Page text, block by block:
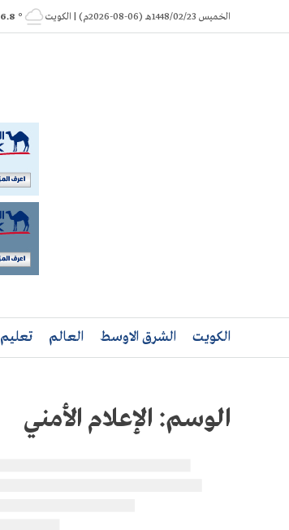
to
الخميس 1448/02/23هـ (06-08-2026م) | الكويت ° 36.8
الكويت الشرق الاوسط العالم تعليم
الوسم: الإعلام الأمني